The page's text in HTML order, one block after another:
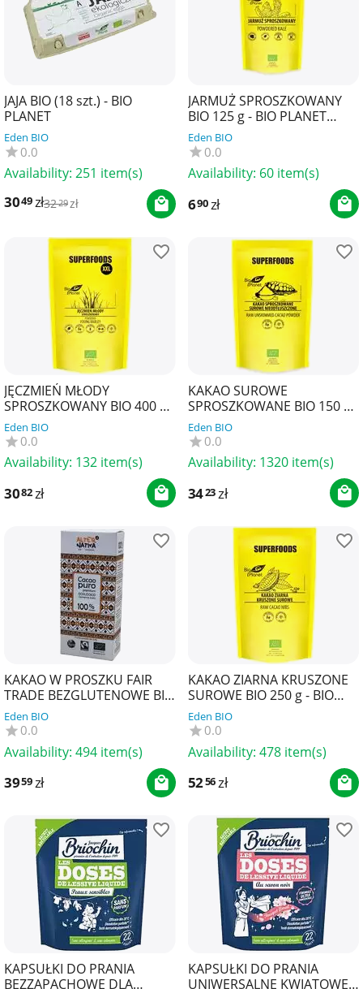
JAJA BIO (18 szt.) - BIO
PLANET
Eden BIO
0.0
Availability: 251 item(s)
3049zł3229zł
JARMUŻ SPROSZKOWANY
BIO 125 g - BIO PLANET
SUPERFOODS
Eden BIO
0.0
Availability: 60 item(s)
690zł
JĘCZMIEŃ MŁODY
SPROSZKOWANY BIO 400 g -
BIO PLANET SUPERFOODS
Eden BIO
0.0
Availability: 132 item(s)
3082zł
KAKAO SUROWE
SPROSZKOWANE BIO 150 g -
BIO PLANET SUPERFOODS
Eden BIO
0.0
Availability: 1320 item(s)
3423zł
KAKAO W PROSZKU FAIR
TRADE BEZGLUTENOWE BIO
150 g - ALTERNATIVA3
Eden BIO
0.0
Availability: 494 item(s)
3959zł
KAKAO ZIARNA KRUSZONE
SUROWE BIO 250 g - BIO
PLANET SUPERFOODS
Eden BIO
0.0
Availability: 478 item(s)
5256zł
KAPSUŁKI DO PRANIA
BEZZAPACHOWE DLA
KAPSUŁKI DO PRANIA
UNIWERSALNE KWIATOWE